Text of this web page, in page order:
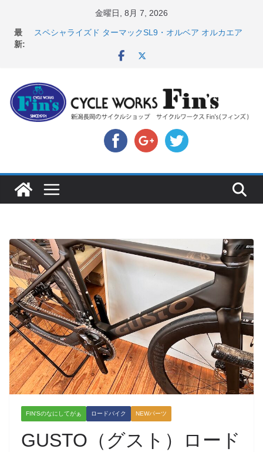
金曜日, 8月 7, 2026
最
新:
バイクなど（２０２６・７・１０ 現在）
スペシャライズド ターマックSL9・オルベア オルカエア
ロ発表！ ＆ オンヨネ ウェア・アクセサリーセー
8月1・2日 YOELEO試乗会とオフ会開催！！ ＆
LAZER 最高峰ヘルメットが３０〜４０％OFF セール
店頭のセールバイク在庫 ロードバイク、MTB、クロス
バイクなど（２０２６・７・１７ 現在）
【 重要 】お支払いについて ＆ クロスバイクのカスタ
ムと、入荷してきました人気商品ピックアップ！
FIN'Sのなにしてがぁ ロードバイク NEWパーツ
GUSTO（グスト）ロード